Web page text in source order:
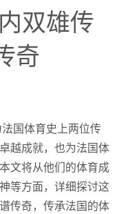
双雄传
奇
国体育史上两位传
越成就，也为法国体
文将从他们的体育成
等方面，详细探讨这
传奇，传承法国的体